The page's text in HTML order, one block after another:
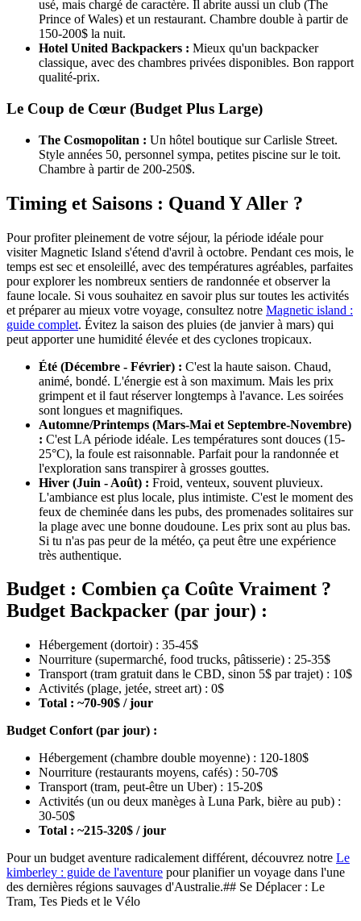
usé, mais chargé de caractère. Il abrite aussi un club (The
Prince of Wales) et un restaurant. Chambre double à partir de
150-200$ la nuit.
Hotel United Backpackers : Mieux qu'un backpacker
classique, avec des chambres privées disponibles. Bon rapport
qualité-prix.
Le Coup de Cœur (Budget Plus Large)
The Cosmopolitan : Un hôtel boutique sur Carlisle Street.
Style années 50, personnel sympa, petites piscine sur le toit.
Chambre à partir de 200-250$.
Timing et Saisons : Quand Y Aller ?
Pour profiter pleinement de votre séjour, la période idéale pour
visiter Magnetic Island s'étend d'avril à octobre. Pendant ces mois, le
temps est sec et ensoleillé, avec des températures agréables, parfaites
pour explorer les nombreux sentiers de randonnée et observer la
faune locale. Si vous souhaitez en savoir plus sur toutes les activités
et préparer au mieux votre voyage, consultez notre Magnetic island :
guide complet. Évitez la saison des pluies (de janvier à mars) qui
peut apporter une humidité élevée et des cyclones tropicaux.
Été (Décembre - Février) : C'est la haute saison. Chaud,
animé, bondé. L'énergie est à son maximum. Mais les prix
grimpent et il faut réserver longtemps à l'avance. Les soirées
sont longues et magnifiques.
Automne/Printemps (Mars-Mai et Septembre-Novembre)
: C'est LA période idéale. Les températures sont douces (15-
25°C), la foule est raisonnable. Parfait pour la randonnée et
l'exploration sans transpirer à grosses gouttes.
Hiver (Juin - Août) : Froid, venteux, souvent pluvieux.
L'ambiance est plus locale, plus intimiste. C'est le moment des
feux de cheminée dans les pubs, des promenades solitaires sur
la plage avec une bonne doudoune. Les prix sont au plus bas.
Si tu n'as pas peur de la météo, ça peut être une expérience
très authentique.
Budget : Combien ça Coûte Vraiment ?
Budget Backpacker (par jour) :
Hébergement (dortoir) : 35-45$
Nourriture (supermarché, food trucks, pâtisserie) : 25-35$
Transport (tram gratuit dans le CBD, sinon 5$ par trajet) : 10$
Activités (plage, jetée, street art) : 0$
Total : ~70-90$ / jour
Budget Confort (par jour) :
Hébergement (chambre double moyenne) : 120-180$
Nourriture (restaurants moyens, cafés) : 50-70$
Transport (tram, peut-être un Uber) : 15-20$
Activités (un ou deux manèges à Luna Park, bière au pub) :
30-50$
Total : ~215-320$ / jour
Pour un budget aventure radicalement différent, découvrez notre Le
kimberley : guide de l'aventure pour planifier un voyage dans l'une
des dernières régions sauvages d'Australie.## Se Déplacer : Le
Tram, Tes Pieds et le Vélo